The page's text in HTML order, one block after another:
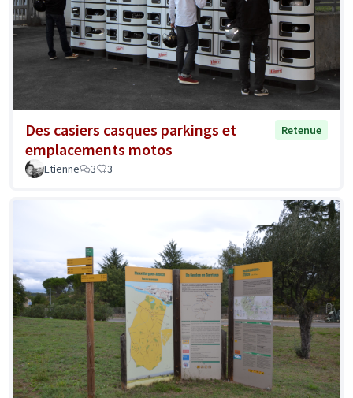
Des casiers casques parkings et
emplacements motos
Retenue
Etienne 3 3